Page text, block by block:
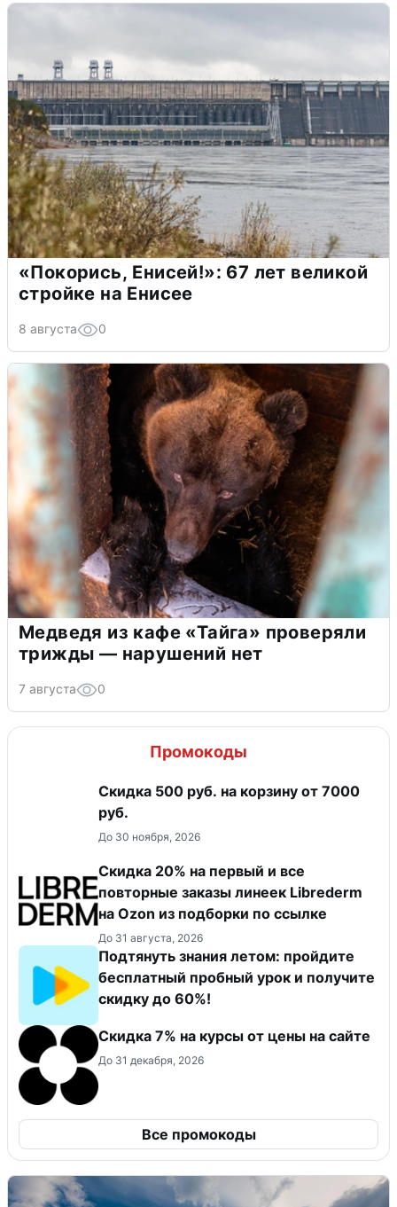
«Покорись, Енисей!»: 67 лет великой
стройке на Енисее
8 августа 0
Медведя из кафе «Тайга» проверяли
трижды — нарушений нет
7 августа 0
Промокоды
Скидка 500 руб. на корзину от 7000
руб.
До 30 ноября, 2026
Скидка 20% на первый и все
повторные заказы линеек Librederm
на Ozon из подборки по ссылке
До 31 августа, 2026
Подтянуть знания летом: пройдите
бесплатный пробный урок и получите
скидку до 60%!
Скидка 7% на курсы от цены на сайте
До 31 декабря, 2026
Все промокоды